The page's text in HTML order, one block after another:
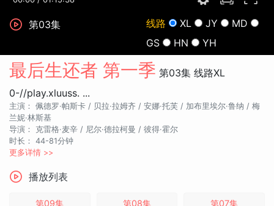
第03集 线路 XL JY
MD
GS
HN YH
最后生还者 第一季 第03集 线路XL
0-//play.xluuss. ...
主演： 佩德罗·帕斯卡 / 贝拉·拉姆齐 / 安娜·托芙 / 加布里埃尔·鲁纳 / 梅
兰妮·林斯基
导演：
克雷格·麦辛 / 尼尔·德拉柯曼 / 彼得·霍尔
时长： 44-81分钟
更多详情 >>
播放列表
第09集 第08集 第07集